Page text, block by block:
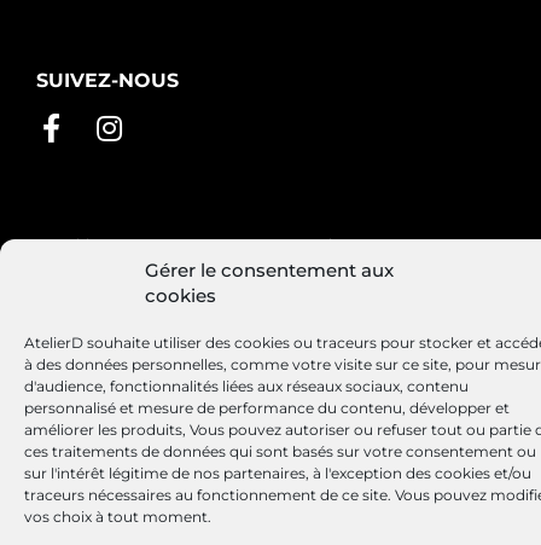
Gérer le consentement aux
cookies
AtelierD souhaite utiliser des cookies ou traceurs pour stocker et
à des données personnelles, comme votre visite sur ce site, pour
d'audience, fonctionnalités liées aux réseaux sociaux, contenu
personnalisé et mesure de performance du contenu, développer et
améliorer les produits, Vous pouvez autoriser ou refuser tout ou partie
ces traitements de données qui sont basés sur votre consentement ou
sur l'intérêt légitime de nos partenaires, à l'exception des cookies et/ou
traceurs nécessaires au fonctionnement de ce site. Vous pouvez
vos choix à tout moment.
SUIVEZ-NOUS
Conditions générales de vente Mentions légales
Politique de cookies
Site réalisé par LézardsCréation